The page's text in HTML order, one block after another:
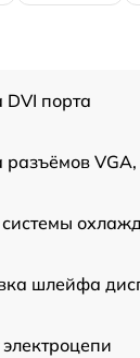
порта
VGA,
шлейфа